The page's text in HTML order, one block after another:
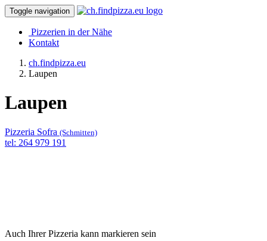
Toggle navigation
Pizzerien in der Nähe
Kontakt
ch.findpizza.eu
Laupen
Laupen
Pizzeria Sofra (Schmitten)
tel: 264 979 191
Auch Ihrer Pizzeria kann markieren sein